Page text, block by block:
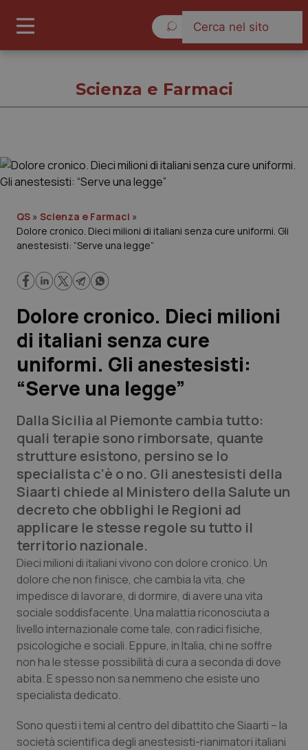
Governo e Parlamento
Regioni e Asl
Lavoro e Professioni
Scienza e Farmaci
Studi e Analisi
Lettere al direttore
Edizioni Regionali
QS Pro
Professionisti Sanitari.AI
Abruzzo
Basilicata
Calabria
Campania
Emilia-Romagna
Friuli Venezia Giulia
QS Pro Gold
Artrite & artrosi
Asma & BPCO
Car-T
Colesterolo & coronaropatie
Dermatite Atopica
QS Club Newsletter
Scienza e Farmaci
QS » Scienza e Farmaci »
Dolore cronico. Dieci milioni di italiani senza cure uniformi. Gli
anestesisti: “Serve una legge”
Dolore cronico. Dieci milioni
di italiani senza cure
uniformi. Gli anestesisti:
“Serve una legge”
Dalla Sicilia al Piemonte cambia tutto:
quali terapie sono rimborsate, quante
strutture esistono, persino se lo
specialista c’è o no. Gli anestesisti della
Siaarti chiede al Ministero della Salute un
decreto che obblighi le Regioni ad
applicare le stesse regole su tutto il
territorio nazionale.
Dieci milioni di italiani vivono con dolore cronico. Un
dolore che non finisce, che cambia la vita, che
impedisce di lavorare, di dormire, di avere una vita
sociale soddisfacente. Una malattia riconosciuta a
livello internazionale come tale, con radici fisiche,
psicologiche e sociali. Eppure, in Italia, chi ne soffre
non ha le stesse possibilità di cura a seconda di dove
abita. E spesso non sa nemmeno che esiste uno
specialista dedicato.
Sono questi i temi al centro del dibattito che Siaarti – la
società scientifica degli anestesisti-rianimatori italiani